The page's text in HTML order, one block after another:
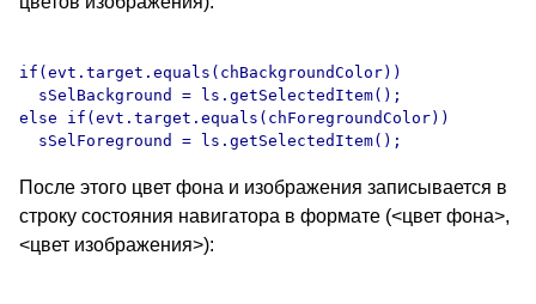
if(evt.target.equals(chBackgroundColor))
  sSelBackground = ls.getSelectedItem();
else if(evt.target.equals(chForegroundColor))
После этого цвет фона и изображения записывается в
строку состояния навигатора в формате (<цвет фона>,
<цвет изображения>):